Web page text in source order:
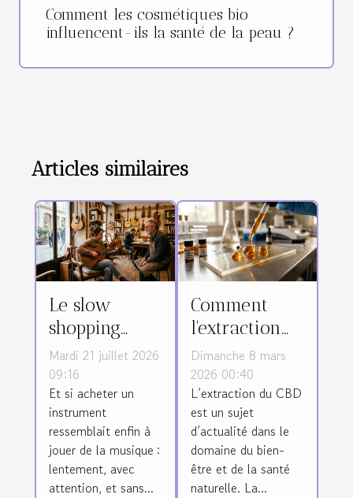
Comment les cosmétiques bio
influencent-ils la santé de la peau ?
Articles similaires
Le slow
shopping
prend-il
racine dans
le monde des
instruments ?
Mardi 21 juillet 2026
09:16
Et si acheter un
instrument
ressemblait enfin à
jouer de la musique :
lentement, avec
attention, et sans...
Comment
l'extraction
affecte-t-elle
la qualité du
CBD ?
Dimanche 8 mars
2026 00:40
L’extraction du CBD
est un sujet
d’actualité dans le
domaine du bien-
être et de la santé
naturelle. La...